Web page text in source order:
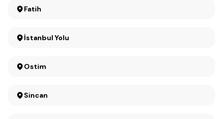
Fatih
İstanbul Yolu
Ostim
Sincan